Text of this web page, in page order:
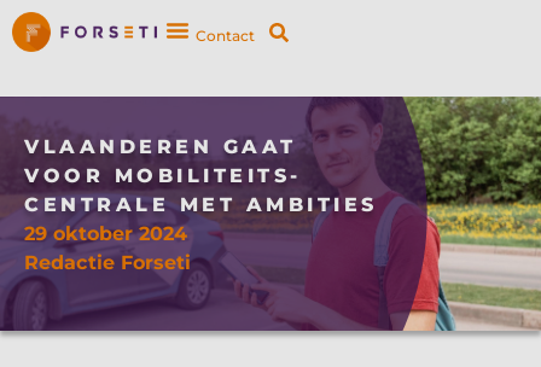
Contact
VLAANDEREN GAAT
VOOR MOBILITEITS-
CENTRALE MET AMBITIES
29 oktober 2024
Redactie Forseti